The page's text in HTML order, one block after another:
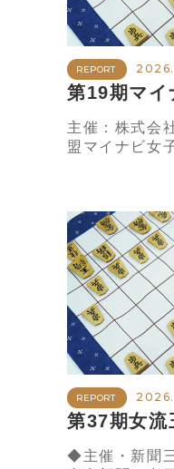
REPORT
第19期マイ
主催：株式会
盟マイナビ女
REPORT
第37期女流
◆主催・新聞